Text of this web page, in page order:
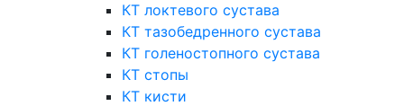
КТ локтевого сустава
КТ тазобедренного сустава
КТ голеностопного сустава
КТ стопы
КТ кисти